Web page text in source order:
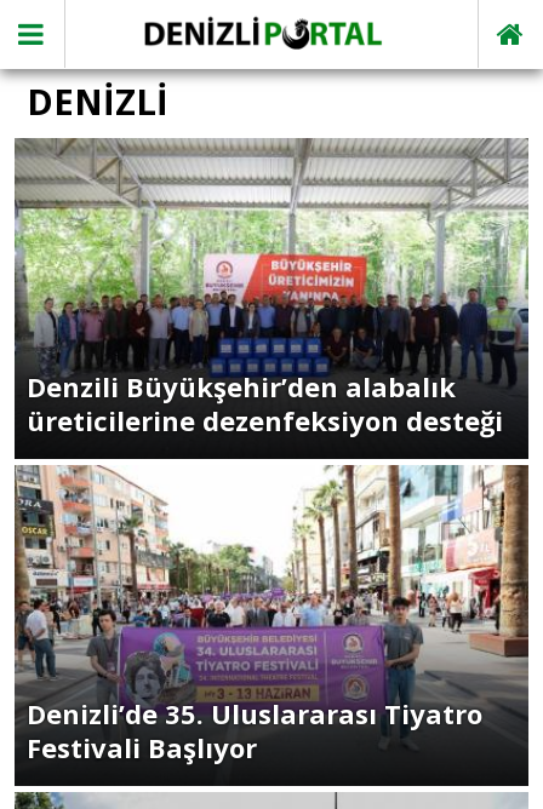
DENİZLİ
Denzili Büyükşehir’den alabalık
üreticilerine dezenfeksiyon desteği
Denizli’de 35. Uluslararası Tiyatro
Festivali Başlıyor